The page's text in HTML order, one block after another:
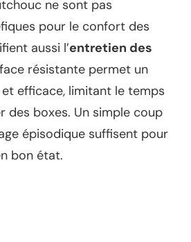
ne sont pas
pour le confort des
aussi l’entretien des
résistante permet un
efficace, limitant le temps
des boxes. Un simple coup
épisodique suffisent pour
bon état.